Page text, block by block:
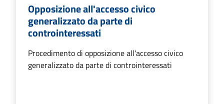
Opposizione all'accesso civico
generalizzato da parte di
controinteressati
Procedimento di opposizione all'accesso civico
generalizzato da parte di controinteressati